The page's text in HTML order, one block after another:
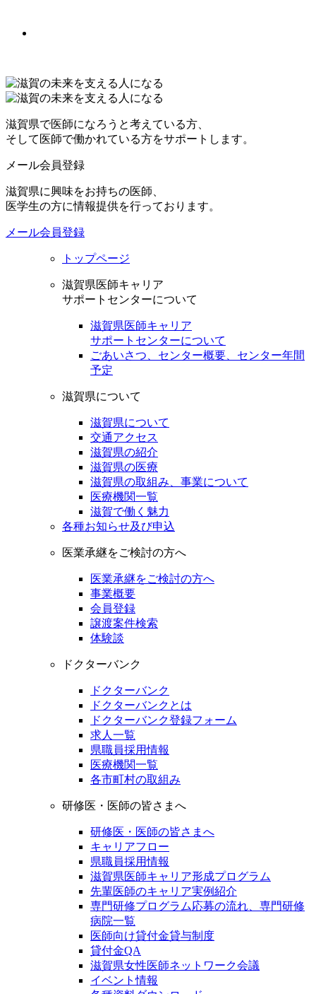
滋賀県で医師になろうと考えている方、
そして医師で働かれている方をサポートします。
メール会員登録
滋賀県に興味をお持ちの医師、
医学生の方に情報提供を行っております。
メール会員登録
トップページ
滋賀県医師キャリア
サポートセンターについて
滋賀県医師キャリア
サポートセンターについて
ごあいさつ、センター概要、センター年間
予定
滋賀県について
滋賀県について
交通アクセス
滋賀県の紹介
滋賀県の医療
滋賀県の取組み、事業について
医療機関一覧
滋賀で働く魅力
各種お知らせ及び申込
医業承継をご検討の方へ
医業承継をご検討の方へ
事業概要
会員登録
譲渡案件検索
体験談
ドクターバンク
ドクターバンク
ドクターバンクとは
ドクターバンク登録フォーム
求人一覧
県職員採用情報
医療機関一覧
各市町村の取組み
研修医・医師の皆さまへ
研修医・医師の皆さまへ
キャリアフロー
県職員採用情報
滋賀県医師キャリア形成プログラム
先輩医師のキャリア実例紹介
専門研修プログラム応募の流れ、専門研修
病院一覧
医師向け貸付金貸与制度
貸付金QA
滋賀県女性医師ネットワーク会議
イベント情報